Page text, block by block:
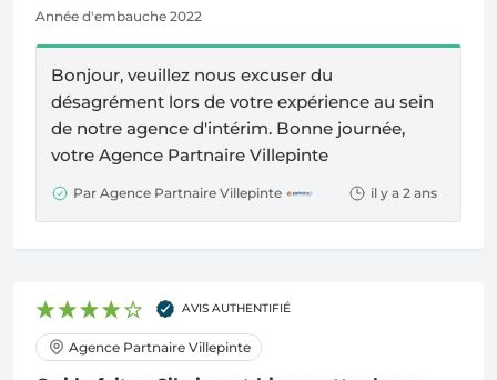
Année d'embauche 2022
Bonjour, veuillez nous excuser du
désagrément lors de votre expérience au sein
de notre agence d'intérim. Bonne journée,
votre Agence Partnaire Villepinte
Par Agence Partnaire Villepinte il y a 2 ans
AVIS AUTHENTIFIÉ
Agence Partnaire Villepinte